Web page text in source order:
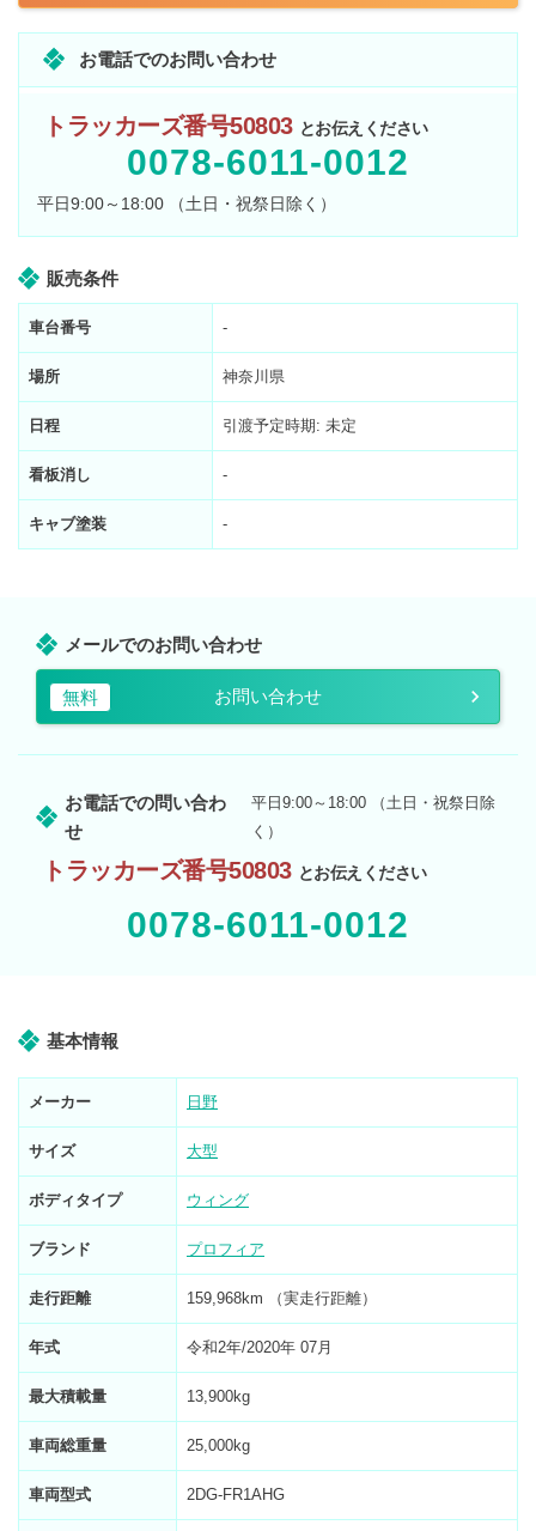
お電話でのお問い合わせ
トラッカーズ番号50803 とお伝えください
0078-6011-0012
平日9:00～18:00 （土日・祝祭日除く）
販売条件
車台番号 -
場所 神奈川県
日程 引渡予定時期: 未定
看板消し -
キャブ塗装 -
メールでのお問い合わせ
無料 お問い合わせ
お電話での問い合わ
せ
平日9:00～18:00 （土日・祝祭日除
く）
トラッカーズ番号50803 とお伝えください
0078-6011-0012
基本情報
メーカー 日野
サイズ 大型
ボディタイプ ウィング
ブランド プロフィア
走行距離 159,968km （実走行距離）
年式 令和2年/2020年 07月
最大積載量 13,900kg
車両総重量 25,000kg
車両型式 2DG-FR1AHG